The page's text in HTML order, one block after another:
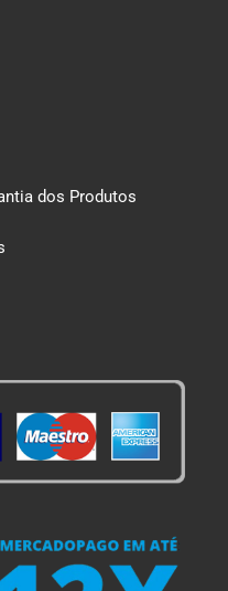
dos Produtos